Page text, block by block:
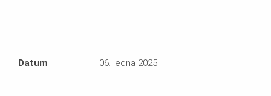
Datum 06. ledna 2025